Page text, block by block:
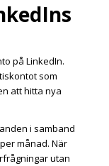
på LinkedIn.
som
att hitta nya
i samband
månad. När
utan